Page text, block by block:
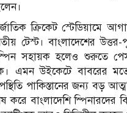
ক্রিকেট স্টেডিয়ামে
টেস্ট। বাংলাদেশের
সহায়ক হলেও শুরুতে
এমন উইকেটে বাবরের
পাকিস্তানের জন্য বড়
করে বাংলাদেশি স্পিনারদের